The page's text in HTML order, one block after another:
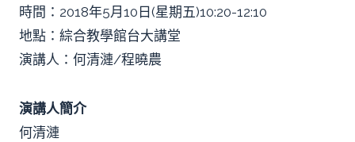
時間：2018年5月10日(星期五)10:20-12:10
地點：綜合教學館台大講堂
演講人：何清漣/程曉農
演講人簡介
何清漣